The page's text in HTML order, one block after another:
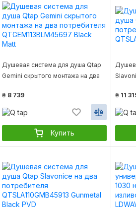
Душевая система для душа Qtap
Gemini скрытого монтажа на два
Black Matt
₴ 8 739
Купить
₴ 11